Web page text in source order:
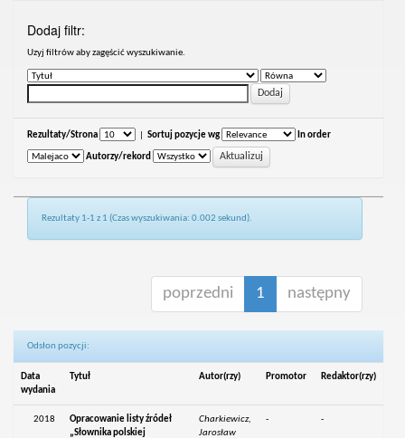
Dodaj filtr:
Uzyj filtrów aby zagęścić wyszukiwanie.
Rezultaty/Strona Sortuj pozycje wg In order
Autorzy/rekord
Rezultaty 1-1 z 1 (Czas wyszukiwania: 0.002 sekund).
poprzedni 1 następny
Odsłon pozycji:
Data
wydania
Tytuł Autor(rzy) Promotor Redaktor(rzy)
2018
Opracowanie listy źródeł
„Słownika polskiej
Charkiewicz,
Jarosław
- -